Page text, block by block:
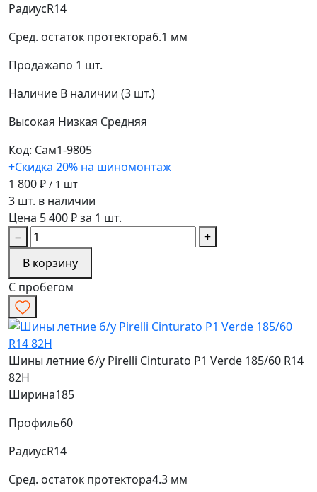
РадиусR14
Сред. остаток протектора6.1 мм
Продажапо 1 шт.
Наличие В наличии (3 шт.)
Высокая Низкая Средняя
Код: Сам1-9805
+Скидка 20% на шиномонтаж
1 800 ₽ / 1 шт
3 шт. в наличии
Цена 5 400 ₽ за 1 шт.
−
+
В корзину
С пробегом
Шины летние б/у Pirelli Cinturato P1 Verde 185/60 R14
82H
Ширина185
Профиль60
РадиусR14
Сред. остаток протектора4.3 мм